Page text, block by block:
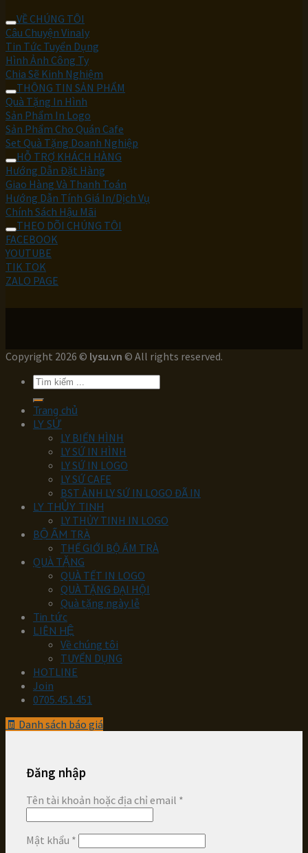
VỀ CHÚNG TÔI
Câu Chuyện Vinaly
Tin Tức Tuyển Dụng
Hình Ảnh Công Ty
Chia Sẽ Kinh Nghiệm
THÔNG TIN SẢN PHẨM
Quà Tặng In Hình
Sản Phẩm In Logo
Sản Phẩm Cho Quán Cafe
Set Quà Tặng Doanh Nghiệp
HỖ TRỢ KHÁCH HÀNG
Hướng Dẫn Đặt Hàng
Giao Hàng Và Thanh Toán
Hướng Dẫn Tính Giá In/Dịch Vụ
Chính Sách Hậu Mãi
THEO DÕI CHÚNG TÔI
FACEBOOK
YOUTUBE
TIK TOK
ZALO PAGE
Copyright 2026 © lysu.vn © All rights reserved.
Tìm
kiếm:
Trang chủ
LY SỨ
LY BIẾN HÌNH
LY SỨ IN HÌNH
LY SỨ IN LOGO
LY SỨ CAFE
BST ẢNH LY SỨ IN LOGO ĐÃ IN
LY THỦY TINH
LY THỦY TINH IN LOGO
BỘ ẤM TRÀ
THẾ GIỚI BỘ ẤM TRÀ
QUÀ TẶNG
QUÀ TẾT IN LOGO
QUÀ TẶNG ĐẠI HỘI
Quà tặng ngày lễ
Tin tức
LIÊN HỆ
Về chúng tôi
TUYỂN DỤNG
HOTLINE
Join
0705.451.451
🧾 Danh sách báo giá
Đăng nhập
Tên tài khoản hoặc địa chỉ email *
Mật khẩu *